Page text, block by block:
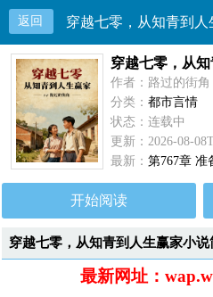
返回 穿越七零，从知青到人
穿越七零，从
作者：路过的街角
分类：都市言情
状态：连载中
更新：2026-08-
最新：第767章 准
开始阅读
穿越七零，从知青到人生赢家小说
最新网址：